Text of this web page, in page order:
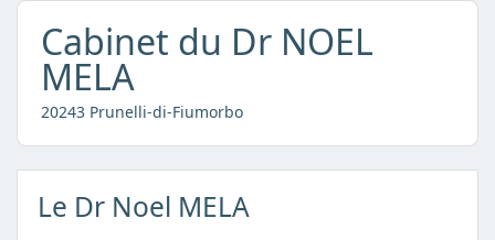
Cabinet du Dr NOEL
MELA
20243 Prunelli-di-Fiumorbo
Le Dr Noel MELA